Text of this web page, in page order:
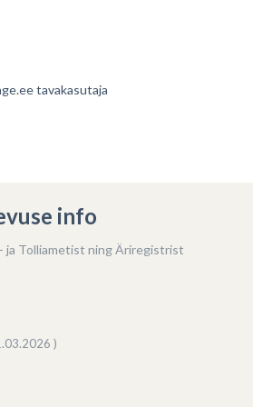
tavakasutaja
info
ja Tolliametist ning Äriregistrist
)